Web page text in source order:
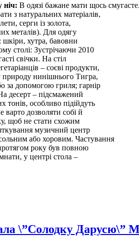
ніч: В одязі бажане мати щось смугасте.
з натуральних матеріалів,
серги із золота,
металів). Для одягу
шкіри, хутра, бавовни
столі: Зустрічаючи 2010
свічки. На стіл
– соєві продукти,
природу нинішнього Тигра,
за допомогою гриля; гарнір
десерт – підсмажений
тонів, особливо підійдуть
дозволяти собі й
щоб не стати схожим
музичний центр
або хоровим. Частування
року був повною
у центрі стола –
\”Солодку Дарусю\”